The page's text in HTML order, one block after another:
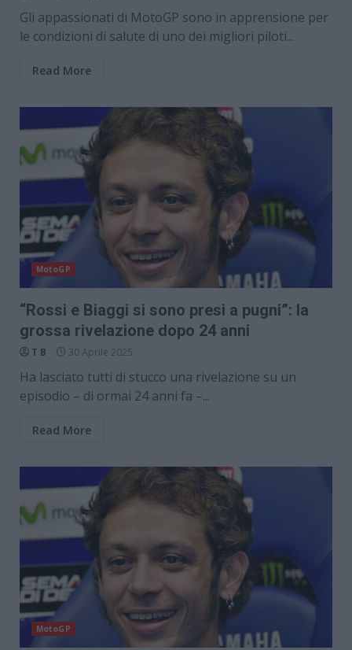
Gli appassionati di MotoGP sono in apprensione per
le condizioni di salute di uno dei migliori piloti...
Read More
MotoGP
“Rossi e Biaggi si sono presi a pugni”: la
grossa rivelazione dopo 24 anni
T B 30 Aprile 2025
Ha lasciato tutti di stucco una rivelazione su un
episodio – di ormai 24 anni fa –...
Read More
MotoGP